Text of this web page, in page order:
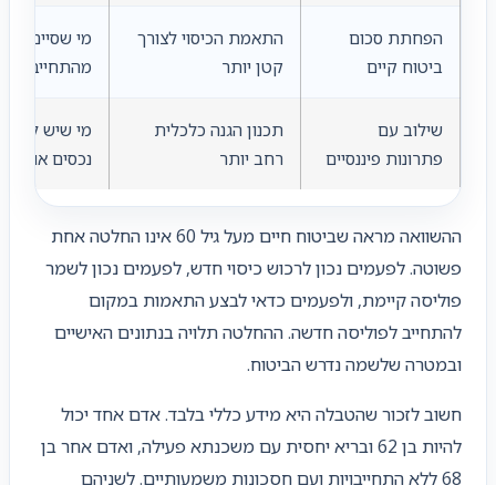
הפחתת סכום
ביטוח קיים
התאמת הכיסוי לצורך
קטן יותר
מי שסיים
שילוב עם
פתרונות פיננסיים
תכנון הגנה כלכלית
רחב יותר
מי שיש לו
נכסים או
ההשוואה מראה שביטוח חיים מעל גיל 60 אינו החלטה אחת
פשוטה. לפעמים נכון לרכוש כיסוי חדש, לפעמים נכון לשמר
פוליסה קיימת, ולפעמים כדאי לבצע התאמות במקום
להתחייב לפוליסה חדשה. ההחלטה תלויה בנתונים האישיים
ובמטרה שלשמה נדרש הביטוח.
חשוב לזכור שהטבלה היא מידע כללי בלבד. אדם אחד יכול
להיות בן 62 ובריא יחסית עם משכנתא פעילה, ואדם אחר בן
68 ללא התחייבויות ועם חסכונות משמעותיים. לשניהם